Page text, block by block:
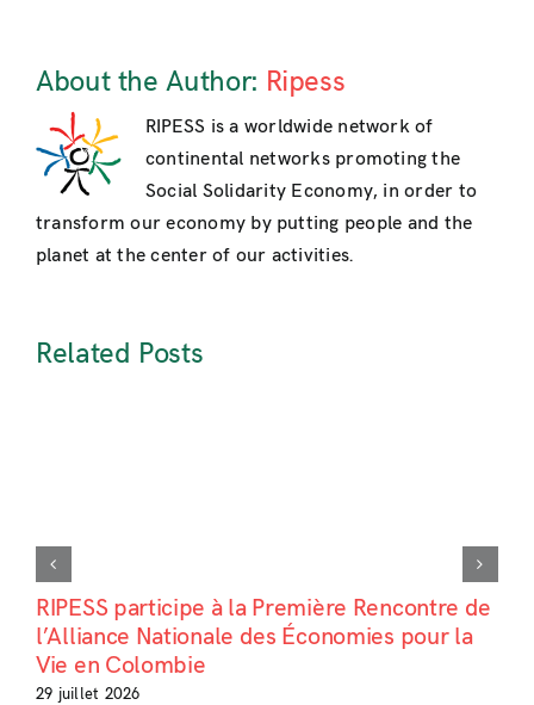
About the Author: Ripess
RIPESS is a worldwide network of
continental networks promoting the
Social Solidarity Economy, in order to
transform our economy by putting people and the
planet at the center of our activities.
Related Posts
RIPESS participe à la Première Rencontre de
l’Alliance Nationale des Économies pour la
Vie en Colombie
29 juillet 2026